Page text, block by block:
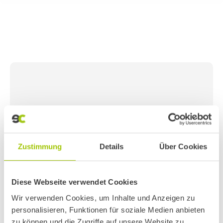
Zustimmung Details Über Cookies
Diese Webseite verwendet Cookies
Wir verwenden Cookies, um Inhalte und Anzeigen zu
personalisieren, Funktionen für soziale Medien anbieten